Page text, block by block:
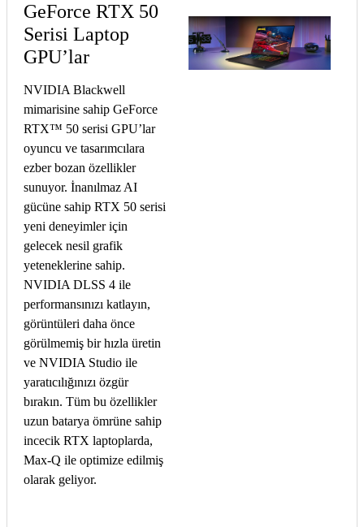
GeForce RTX 50
Serisi Laptop
GPU’lar
NVIDIA Blackwell
mimarisine sahip GeForce
RTX™ 50 serisi GPU’lar
oyuncu ve tasarımcılara
ezber bozan özellikler
sunuyor. İnanılmaz AI
gücüne sahip RTX 50 serisi
yeni deneyimler için
gelecek nesil grafik
yeteneklerine sahip.
NVIDIA DLSS 4 ile
performansınızı katlayın,
görüntüleri daha önce
görülmemiş bir hızla üretin
ve NVIDIA Studio ile
yaratıcılığınızı özgür
bırakın. Tüm bu özellikler
uzun batarya ömrüne sahip
incecik RTX laptoplarda,
Max-Q ile optimize edilmiş
olarak geliyor.